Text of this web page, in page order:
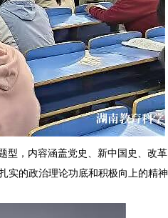
型，内容涵盖党史、新中国史、改革
实的政治理论功底和积极向上的精神